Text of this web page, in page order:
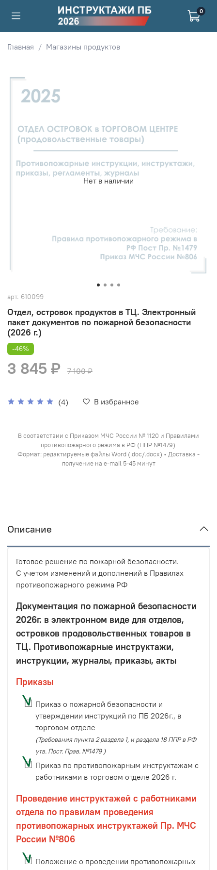
0
Главная Магазины продуктов
Нет в наличии
арт. 610099
Отдел, островок продуктов в ТЦ. Электронный
пакет документов по пожарной безопасности
(2026 г.)
(4) В избранное
-46%
3 845 ₽ 7 100 ₽
В соответствии с Приказом МЧС России № 1120 и Правилами
противопожарного режима в РФ (ППР №1479)
Формат: редактируемые файлы Word (.doc/.docx) • Доставка -
получение на e-mail 5-45 минут
Описание
Готовое решение по пожарной безопасности.
С учетом изменений и дополнений в Правилах
противопожарного режима РФ
Документация по пожарной безопасности
2026г. в электронном виде для отделов,
островков продовольственных товаров в
ТЦ. Противопожарные инструктажи,
инструкции, журналы, приказы, акты
Приказы
Приказ о пожарной безопасности и
утверждении инструкций по ПБ 2026г., в
торговом отделе
(Требования пункта 2 раздела 1, и раздела 18 ППР в РФ
утв. Пост. Прав. №1479 )
Приказ по противопожарным инструктажам с
работниками в торговом отделе 2026 г.
Проведение инструктажей с работниками
отдела по правилам проведения
противопожарных инструктажей Пр. МЧС
России №806
Положение о проведении противопожарных